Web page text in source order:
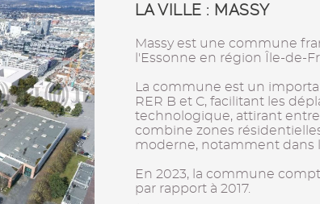
LA VILLE : MASSY
Massy est une commune
l'Essonne en région Île-de-
La commune est un
RER B et C, facilitant les
technologique, attirant
combine zones
moderne, notamment dans
En 2023, la commune
par rapport à 2017.